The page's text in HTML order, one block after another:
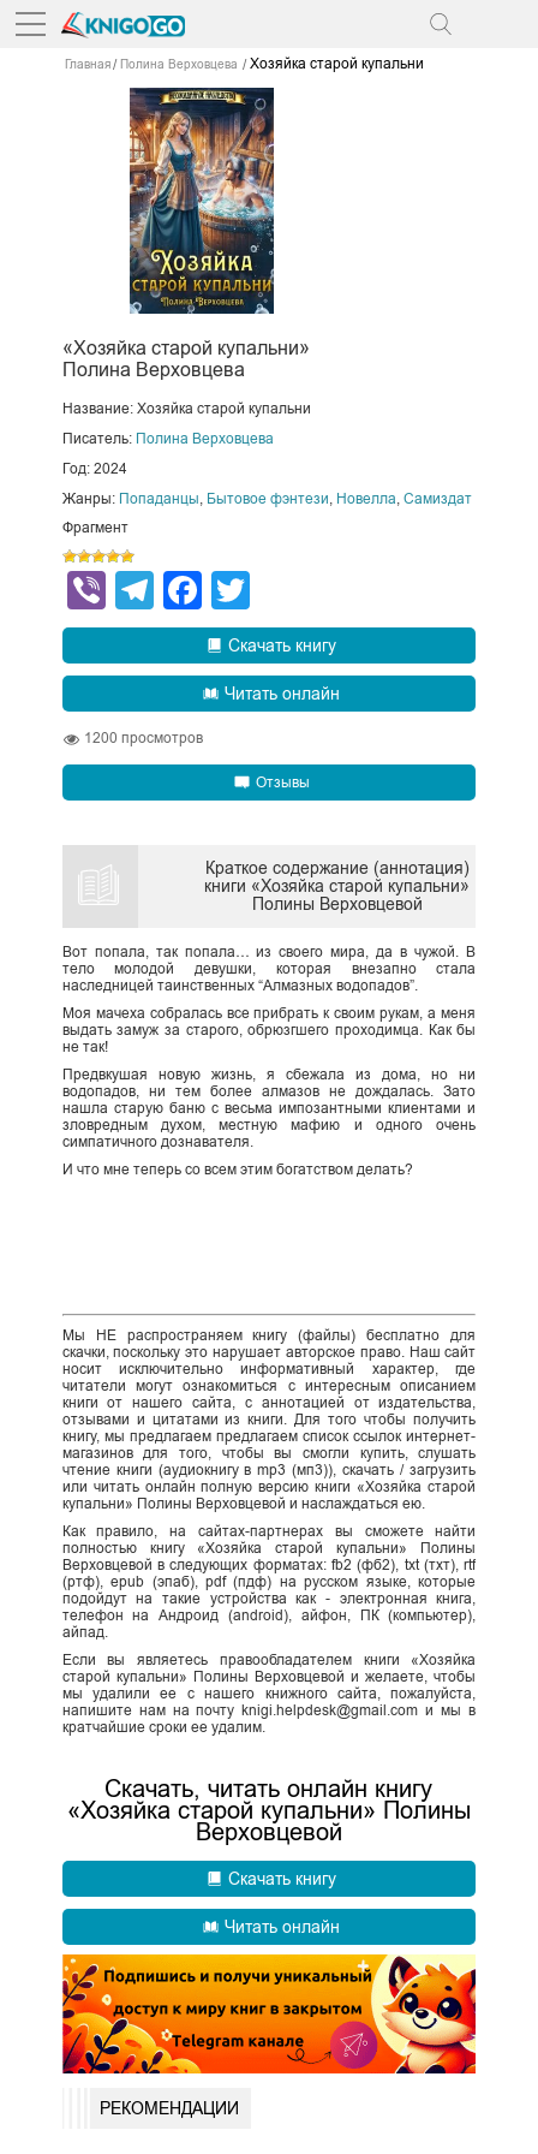
Главная Полина Верховцева Хозяйка старой купальни
«Хозяйка старой купальни»
Полина Верховцева
Название: Хозяйка старой купальни
Писатель: Полина Верховцева
Год: 2024
Жанры: Попаданцы Бытовое фэнтези Новелла Самиздат
Фрагмент
ViberTelegram
Facebook
Скачать книгу
Читать онлайн
1200 просмотров
Отзывы
Краткое содержание (аннотация)
книги «Хозяйка старой купальни»
Полины Верховцевой
Вот попала, так попала… из своего мира, да в чужой. В
тело молодой девушки, которая внезапно стала
наследницей таинственных “Алмазных водопадов”.
Моя мачеха собралась все прибрать к своим рукам, а меня
выдать замуж за старого, обрюзгшего проходимца. Как бы
не так!
Предвкушая новую жизнь, я сбежала из дома, но ни
водопадов, ни тем более алмазов не дождалась. Зато
нашла старую баню с весьма импозантными клиентами и
зловредным духом, местную мафию и одного очень
симпатичного дознавателя.
И что мне теперь со всем этим богатством делать?
Мы НЕ распространяем книгу (файлы) бесплатно для
скачки, поскольку это нарушает авторское право. Наш сайт
носит исключительно информативный характер, где
читатели могут ознакомиться с интересным описанием
книги от нашего сайта, с аннотацией от издательства,
отзывами и цитатами из книги. Для того чтобы получить
книгу, мы предлагаем предлагаем список ссылок интернет-
магазинов для того, чтобы вы смогли купить, слушать
чтение книги (аудиокнигу в mp3 (мп3)), скачать / загрузить
или читать онлайн полную версию книги «Хозяйка старой
купальни» Полины Верховцевой и наслаждаться ею.
Как правило, на сайтах-партнерах вы сможете найти
полностью книгу «Хозяйка старой купальни» Полины
Верховцевой в следующих форматах: fb2 (фб2), txt (тхт), rtf
(ртф), epub (эпаб), pdf (пдф) на русском языке, которые
подойдут на такие устройства как - электронная книга,
телефон на Андроид (android), айфон, ПК (компьютер),
айпад.
Если вы являетесь правообладателем книги «Хозяйка
старой купальни» Полины Верховцевой и желаете, чтобы
мы удалили ее с нашего книжного сайта, пожалуйста,
напишите нам на почту knigi.helpdesk@gmail.com и мы в
кратчайшие сроки ее удалим.
Скачать, читать онлайн книгу
«Хозяйка старой купальни» Полины
Верховцевой
Скачать книгу
Читать онлайн
РЕКОМЕНДАЦИИ